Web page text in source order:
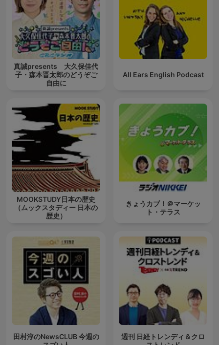
真誠presents 大久保佳代
子・森本晋太郎のどうぞご
自由に
All Ears English Podcast
MOOKSTUDY日本の歴史
（ムックスタディー 日本の
歴史）
きょうカブ！＠マーケッ
ト・テラス
田村淳のNewsCLUB 今週の
週刊 日経トレンディ＆クロ